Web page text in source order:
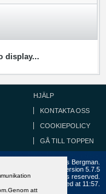
att
display...
HJÄLP
KONTAKTA OSS
COOKIEPOLICY
GÅ TILL TOPPEN
2002 av Anders Bergman.
Version 5.7.5
vBulletin. All rights reserved.
page was generated at 11:57.